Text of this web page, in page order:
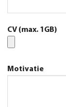
CV (max. 1GB)
Motivatie